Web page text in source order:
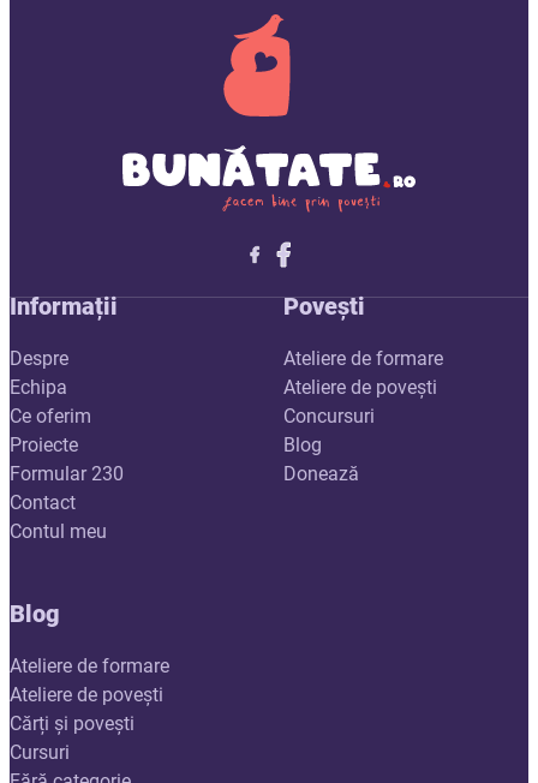
Follow me on X
Follow me on LinkedIn
Follow me on X
Informații
Despre
Echipa
Ce oferim
Proiecte
Formular 230
Contact
Contul meu
Povești
Ateliere de formare
Ateliere de povești
Concursuri
Blog
Donează
Blog
Ateliere de formare
Ateliere de povești
Cărți și povești
Cursuri